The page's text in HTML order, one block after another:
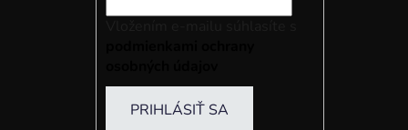
PRIHLÁSIŤ SA